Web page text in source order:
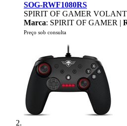
SOG-RWF1080RS
SPIRIT OF GAMER
Marca: SPIRIT OF GAMER |
Preço sob consulta